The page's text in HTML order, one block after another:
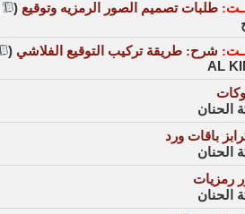
طلبات تصميم الصور الرمزيه وتوقيع (
شرح: طريقة تركيب التوقيع الفلاشي (
AL
الحنان
باقات ورد
الحنان
رمزيات
الحنان